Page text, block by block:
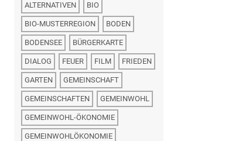
ALTERNATIVEN BIO
BIO-MUSTERREGION BODEN
BODENSEE BÜRGERKARTE
DIALOG FEUER FILM FRIEDEN
GARTEN GEMEINSCHAFT
GEMEINSCHAFTEN GEMEINWOHL
GEMEINWOHL-ÖKONOMIE
GEMEINWOHLÖKONOMIE